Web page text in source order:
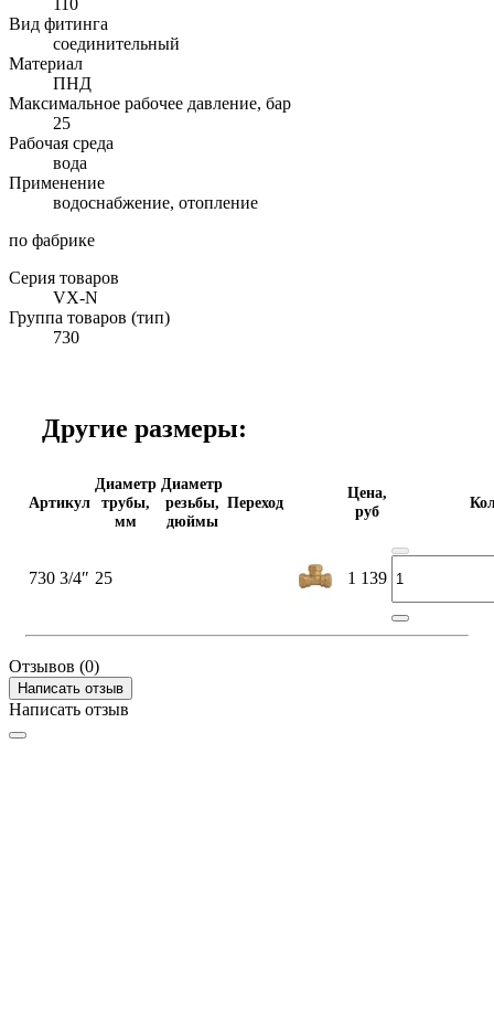
Вид фитинга
соединительный
Материал
ПНД
Максимальное рабочее давление, бар
25
Рабочая среда
вода
Применение
водоснабжение, отопление
по фабрике
Серия товаров
VX-N
Группа товаров (тип)
730
Другие размеры:
Артикул
Диаметр
трубы,
мм
Диаметр
резьбы,
дюймы
Переход
Цена,
руб
730 3/4″ 25 1 139
Отзывов (0)
Написать отзыв
Написать отзыв